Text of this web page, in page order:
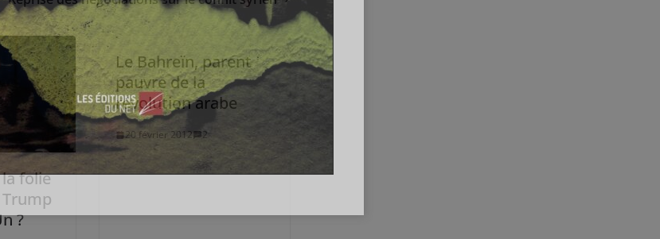
folie
?
Le Bahreïn, parent
pauvre de la
révolution arabe
20 février 2012 2